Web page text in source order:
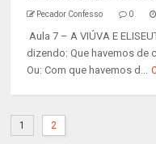
Pecador Confesso 0
Aula 7 – A VIÚVA E
dizendo: Que havemos de
Ou: Com que havemos d...
1 2